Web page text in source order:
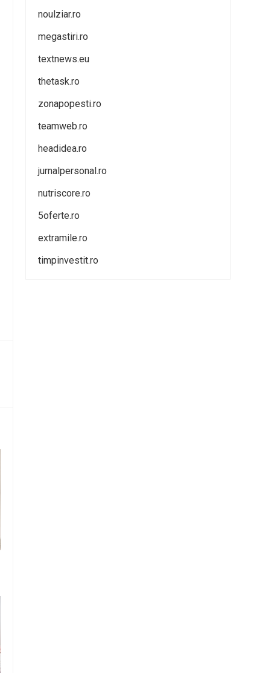
noulziar.ro
megastiri.ro
textnews.eu
thetask.ro
zonapopesti.ro
teamweb.ro
headidea.ro
jurnalpersonal.ro
nutriscore.ro
5oferte.ro
extramile.ro
timpinvestit.ro